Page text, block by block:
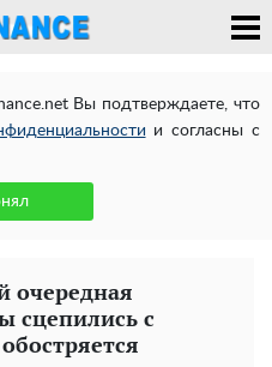
Вы подтверждаете, что
и согласны с
очередная
сцепились с